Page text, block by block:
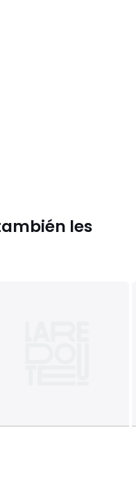
seguir los consejos
les